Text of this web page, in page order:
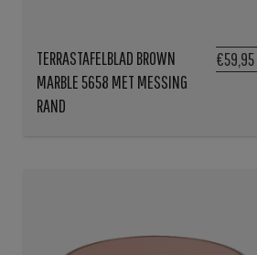
TERRASTAFELBLAD BROWN
MARBLE 5658 MET MESSING
RAND
€59,95